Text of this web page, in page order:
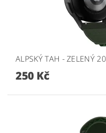
ALPSKÝ TAH - ZELENÝ
250 Kč